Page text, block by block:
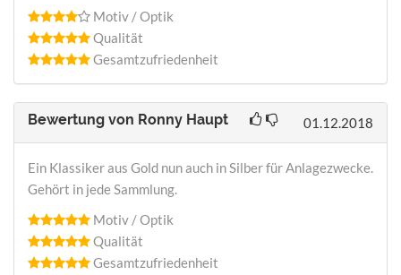
Motiv / Optik
Qualität
Gesamtzufriedenheit
Bewertung von Ronny Haupt 01.12.2018
Ein Klassiker aus Gold nun auch in Silber für Anlagezwecke.
Gehört in jede Sammlung.
Motiv / Optik
Qualität
Gesamtzufriedenheit